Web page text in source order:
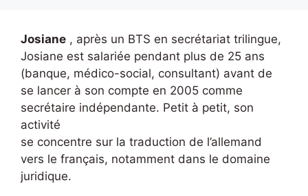
Josiane , après un BTS en secrétariat trilingue,
Josiane est salariée pendant plus de 25 ans
(banque, médico-social, consultant) avant de
se lancer à son compte en 2005 comme
secrétaire indépendante. Petit à petit, son
activité
se concentre sur la traduction de l’allemand
vers le français, notamment dans le domaine
juridique.